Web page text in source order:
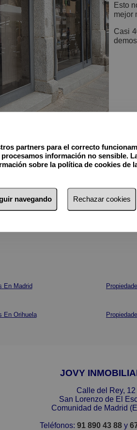
Esto
mejor
Casi
En Madrid
En Orihuela
JOVY
Calle del Rey, 12
San Lorenzo de El
Comunidad de Madrid
Teléfonos: 91 890 43 88y
partners para el correcto
información no sensible.
sobre la política de cookies de
navegando Rechazar cookies